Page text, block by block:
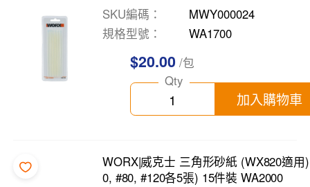
SKU編碼
MWY000024
規格型號
WA1700
$20.00 /包
Qty
加入購物車
WORX|威克士 三角形砂紙 (WX820適用
0, #80, #120各5張) 15件裝 WA2000